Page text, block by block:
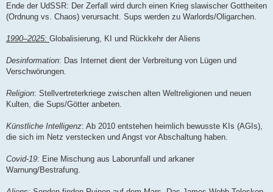
Ende der UdSSR: Der Zerfall wird durch einen Krieg slawischer Gottheiten
(Ordnung vs. Chaos) verursacht. Sups werden zu Warlords/Oligarchen.
1990–2025: Globalisierung, KI und Rückkehr der Aliens
Desinformation: Das Internet dient der Verbreitung von Lügen und
Verschwörungen.
Religion: Stellvertreterkriege zwischen alten Weltreligionen und neuen
Kulten, die Sups/Götter anbeten.
Künstliche Intelligenz: Ab 2010 entstehen heimlich bewusste KIs (AGIs),
die sich im Netz verstecken und Angst vor Abschaltung haben.
Covid-19: Eine Mischung aus Laborunfall und arkaner
Warnung/Bestrafung.